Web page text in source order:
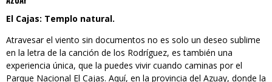
El Cajas: Templo natural.
Atravesar el viento sin documentos no es solo un deseo sublime
en la letra de la canción de los Rodríguez, es también una
experiencia única, que la puedes vivir cuando caminas por el
Parque Nacional El Cajas. Aquí, en la provincia del Azuay, donde la